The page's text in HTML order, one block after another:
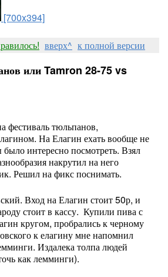
[700x394]
вверх^ к полной версии
или Tamron 28-75 vs
фестиваль тюльпанов,
На Елагин ехать вообще не
было интересно посмотреть. Взял
накрутил на него
Решил на фикс поснимать.
Вход на Елагин стоит 50р, и
стоит в кассу. Купили пива с
кругом, пробрались к черному
к елагину мне напомнил
Издалека толпа людей
как лемминги).